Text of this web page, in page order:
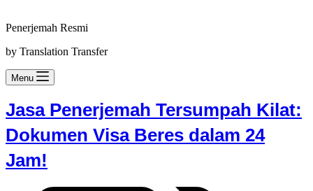
Penerjemah Resmi
by Translation Transfer
Menu
Jasa Penerjemah Tersumpah Kilat:
Dokumen Visa Beres dalam 24
Jam!